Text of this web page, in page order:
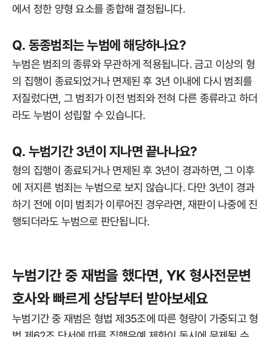
에서 정한 양형 요소를 종합해 결정됩니다.
Q. 동종범죄는 누범에 해당하나요?
누범은 범죄의 종류와 무관하게 적용됩니다. 금고 이상의 형
의 집행이 종료되었거나 면제된 후 3년 이내에 다시 범죄를
저질렀다면, 그 범죄가 이전 범죄와 전혀 다른 종류라고 하더
라도 누범이 성립할 수 있습니다.
Q. 누범기간 3년이 지나면 끝나나요?
형의 집행이 종료되거나 면제된 후 3년이 경과하면, 그 이후
에 저지른 범죄는 누범으로 보지 않습니다. 다만 3년이 경과
하기 전에 이미 범죄가 이루어진 경우라면, 재판이 나중에 진
행되더라도 누범으로 판단됩니다.
누범기간 중 재범을 했다면, YK 형사전문변
호사와 빠르게 상담부터 받아보세요
누범기간 중 재범은 형법 제35조에 따른 형량이 가중되고 형